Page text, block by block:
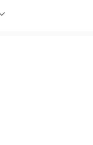
Chawan(ル・チャワ
ら日本人の食文化"和
in Japan製品になりま